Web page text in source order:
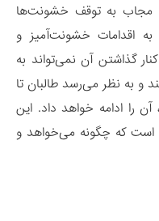
را مجاب به توقف خشونت­‌ها
به اقدامات خشونت­‌آمیز و
گذاشتن آن نمی­‌تواند به
و به نظر می‌رسد طالبان تا
را ادامه خواهد داد. این
که چگونه می­‌خواهد و